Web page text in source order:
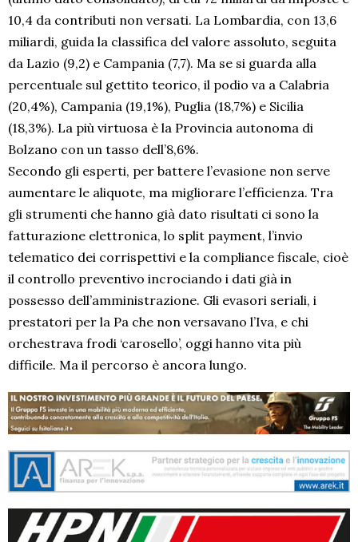
10,4 da contributi non versati. La Lombardia, con 13,6
miliardi, guida la classifica del valore assoluto, seguita
da Lazio (9,2) e Campania (7,7). Ma se si guarda alla
percentuale sul gettito teorico, il podio va a Calabria
(20,4%), Campania (19,1%), Puglia (18,7%) e Sicilia
(18,3%). La più virtuosa è la Provincia autonoma di
Bolzano con un tasso dell’8,6%.
Secondo gli esperti, per battere l’evasione non serve
aumentare le aliquote, ma migliorare l’efficienza. Tra
gli strumenti che hanno già dato risultati ci sono la
fatturazione elettronica, lo split payment, l’invio
telematico dei corrispettivi e la compliance fiscale, cioè
il controllo preventivo incrociando i dati già in
possesso dell’amministrazione. Gli evasori seriali, i
prestatori per la Pa che non versavano l’Iva, e chi
orchestrava frodi ‘carosello’, oggi hanno vita più
difficile. Ma il percorso è ancora lungo.